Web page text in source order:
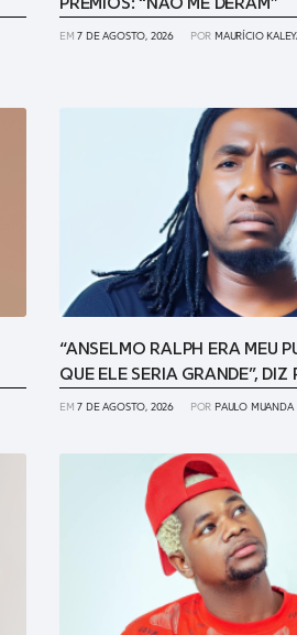
EM7 DE AGOSTO, 2026 POR MAURÍCIO
“ANSELMO RALPH ERA MEU
QUE ELE SERIA GRANDE”,
EM7 DE AGOSTO, 2026 POR PAULO MUANDA